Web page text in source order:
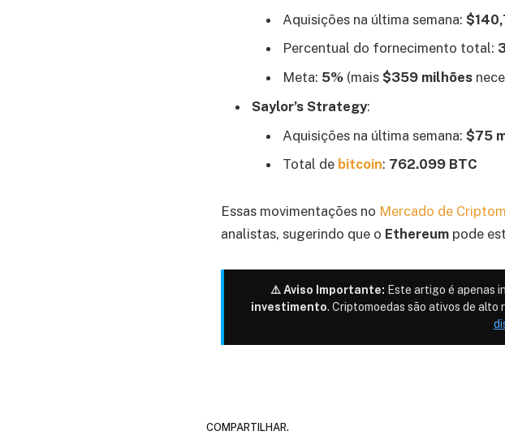
Aquisições na última semana:
Percentual do fornecimento total:
Meta: 5% (mais $359 milhões
Saylor’s Strategy:
Aquisições na última semana: $75
Total de bitcoin: 762.099 BTC
Essas movimentações no Mercado de
analistas, sugerindo que o Ethereum pode
⚠️ Aviso Importante: Este artigo é apenas
investimento. Criptomoedas são ativos de
COMPARTILHAR.